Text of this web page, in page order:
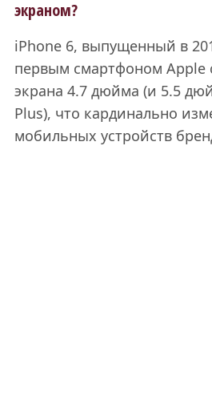
экраном?
iPhone 6, выпущенный в
первым смартфоном Apple
экрана 4.7 дюйма (и 5.5
Plus), что кардинально
мобильных устройств